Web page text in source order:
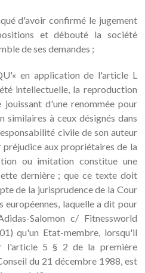
d'avoir confirmé le jugement
et débouté la société
de ses demandes ;
en application de l'article L
intellectuelle, la reproduction
d'une renommée pour
similaires à ceux désignés dans
civile de son auteur
aux propriétaires de la
ou imitation constitue une
dernière ; que ce texte doit
de la jurisprudence de la Cour
européennes, laquelle a dit pour
Salomon c/ Fitnessworld
qu'un Etat-membre, lorsqu'il
l'article 5 § 2 de la première
du 21 décembre 1988, est